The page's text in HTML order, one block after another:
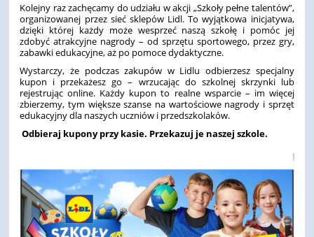
Kolejny raz zachęcamy do udziału w akcji „Szkoły pełne talentów”,
organizowanej przez sieć sklepów Lidl. To wyjątkowa inicjatywa,
dzięki której każdy może wesprzeć naszą szkołę i pomóc jej
zdobyć atrakcyjne nagrody – od sprzętu sportowego, przez gry,
zabawki edukacyjne, aż po pomoce dydaktyczne.
Wystarczy, że podczas zakupów w Lidlu odbierzesz specjalny
kupon i przekażesz go – wrzucając do szkolnej skrzynki lub
rejestrując online. Każdy kupon to realne wsparcie – im więcej
zbierzemy, tym większe szanse na wartościowe nagrody i sprzęt
edukacyjny dla naszych uczniów i przedszkolaków.
Odbieraj kupony przy kasie. Przekazuj je naszej szkole.